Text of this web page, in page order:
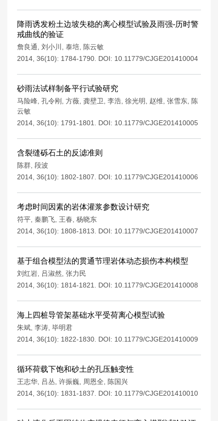
降雨诱发粉土边坡失稳的离心模型试验及雨强-历时警
戒曲线的验证
詹良通 刘小川 泰培
陈云敏
2014, 36(10): 1784-1790. DOI: 10.11779/CJGE201410004
砂雨法试样制备平行试验研究
马险峰 孔令刚 方薇 龚壁卫 李浩 徐光明 赵维 张雪东
陈
云敏
2014, 36(10): 1791-1801.
DOI: 10.11779/CJGE201410005
含裂缝砾石土的反滤准则
陈群 段波
2014, 36(10): 1802-1807.
DOI: 10.11779/CJGE201410006
考虑时间因素的岩体灌浆参数设计研究
符平 秦鹏飞 王春 杨晓东
2014, 36(10): 1808-1813.
DOI: 10.11779/CJGE201410007
基于组合模型法的贯通节理岩体动态损伤本构模型
刘红岩 吕淑然 张力民
2014, 36(10): 1814-1821.
DOI: 10.11779/CJGE201410008
海上四桩导管架基础水平受荷离心模型试验
朱斌 李涛 毕明君
2014, 36(10): 1822-1830. DOI: 10.11779/CJGE201410009
循环荷载下饱和砂土的孔压触变性
王志华 吕丛 许振巍 周恩全
陈国兴
2014, 36(10): 1831-1837.
DOI: 10.11779/CJGE201410010